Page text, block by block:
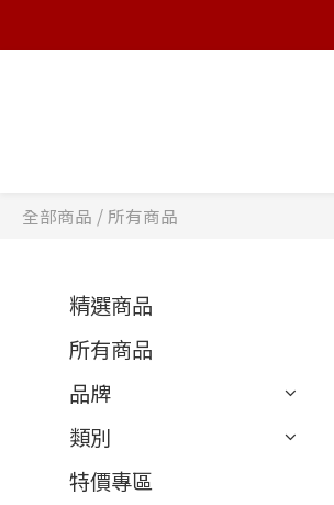
全部商品 / 所有商品
精選商品
所有商品
品牌
類別
特價專區